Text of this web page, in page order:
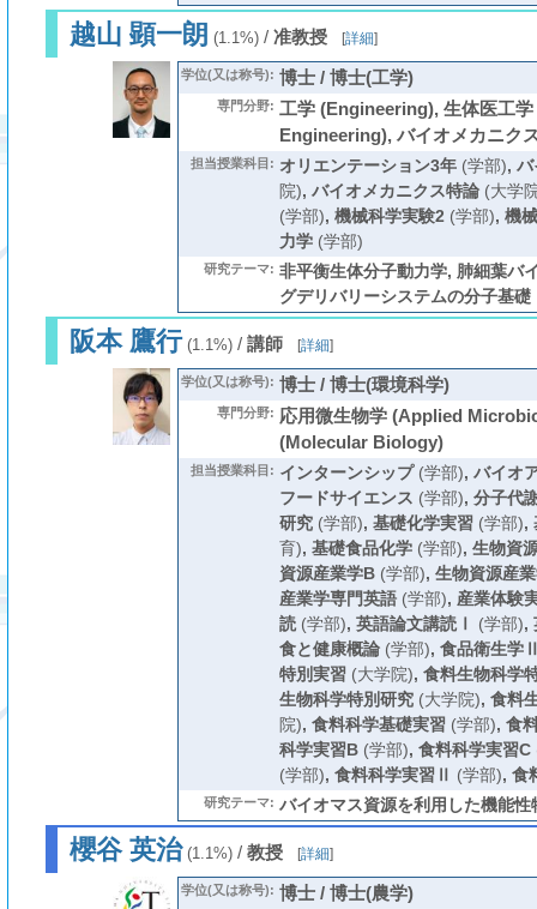
越山 顕一朗 (1.1%)/ 准教授 [詳細]
学位(又は称号): 博士 / 博士(工学)
専門分野: 工学 (Engineering), 生体医工
Engineering), バイオメカニク
担当授業科目: オリエンテーション3年(学部), バ
院), バイオメカニクス特論(大学
(学部), 機械科学実験2 (学部), 機
力学(学部)
研究テーマ: 非平衡生体分子動力学, 肺細葉バ
グデリバリーシステムの分子基礎
阪本 鷹行(1.1%)/ 講師 [詳細]
学位(又は称号): 博士 / 博士(環境科学)
専門分野: 応用微生物学 (Applied
(Molecular Biology)
担当授業科目: インターンシップ(学部), バイオ
フードサイエンス (学部), 分子代
研究(学部), 基礎化学実習(学部),
育), 基礎食品化学(学部), 生物資
資源産業学B(学部), 生物資源産
産業学専門英語(学部), 産業体験
読(学部), 英語論文講読Ⅰ (学部),
食と健康概論(学部), 食品衛生学
特別実習(大学院), 食料生物科学
生物科学特別研究(大学院), 食料
院), 食料科学基礎実習(学部), 食
科学実習B(学部), 食料科学実習C
(学部), 食料科学実習Ⅱ (学部), 食
研究テーマ: バイオマス資源を利用した機能
櫻谷 英治(1.1%)/ 教授 [詳細]
学位(又は称号): 博士 / 博士(農学)